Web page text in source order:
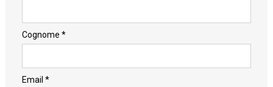
Cognome *
Email *